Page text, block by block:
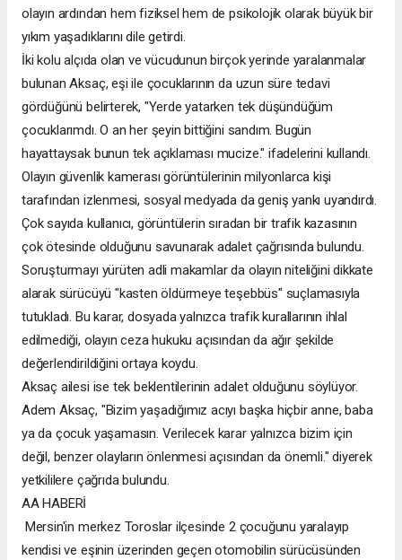
olayın ardından hem fiziksel hem de psikolojik olarak büyük bir
yıkım yaşadıklarını dile getirdi.
İki kolu alçıda olan ve vücudunun birçok yerinde yaralanmalar
bulunan Aksaç, eşi ile çocuklarının da uzun süre tedavi
gördüğünü belirterek, "Yerde yatarken tek düşündüğüm
çocuklarımdı. O an her şeyin bittiğini sandım. Bugün
hayattaysak bunun tek açıklaması mucize." ifadelerini kullandı.
Olayın güvenlik kamerası görüntülerinin milyonlarca kişi
tarafından izlenmesi, sosyal medyada da geniş yankı uyandırdı.
Çok sayıda kullanıcı, görüntülerin sıradan bir trafik kazasının
çok ötesinde olduğunu savunarak adalet çağrısında bulundu.
Soruşturmayı yürüten adli makamlar da olayın niteliğini dikkate
alarak sürücüyü "kasten öldürmeye teşebbüs" suçlamasıyla
tutukladı. Bu karar, dosyada yalnızca trafik kurallarının ihlal
edilmediği, olayın ceza hukuku açısından da ağır şekilde
değerlendirildiğini ortaya koydu.
Aksaç ailesi ise tek beklentilerinin adalet olduğunu söylüyor.
Adem Aksaç, "Bizim yaşadığımız acıyı başka hiçbir anne, baba
ya da çocuk yaşamasın. Verilecek karar yalnızca bizim için
değil, benzer olayların önlenmesi açısından da önemli." diyerek
yetkililere çağrıda bulundu.
AA HABERİ
Mersin'in merkez Toroslar ilçesinde 2 çocuğunu yaralayıp
kendisi ve eşinin üzerinden geçen otomobilin sürücüsünden